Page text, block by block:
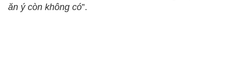
ăn ý còn không có”.